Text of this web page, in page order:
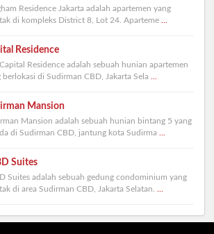
Residence Jakarta adalah apartemen yang
di kompleks District 8, Lot 24. Aparteme
Residence
Residence adalah sebuah hunian apartemen
berlokasi di Sudirman CBD, Jakarta Sela
Mansion
Mansion adalah sebuah hunian bintang 5 yang
di Sudirman CBD, jantung kota Sudirma
Suites
Suites adalah sebuah gedung condominium yang
di area Sudirman CBD, Jakarta Selatan.